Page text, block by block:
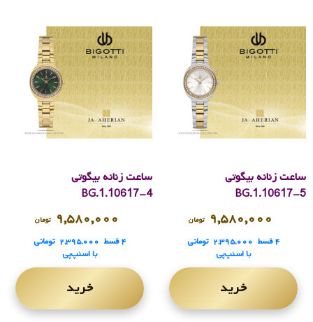
ساعت زنانه بیگوتی
BG.1.10617-5
۹,۵۸۰,۰۰۰ تومان
۴ قسط ۲,۳۹۵,۰۰۰ تومانی
با اسنپ‌پی
خرید
ساعت زنانه بیگوتی
BG.1.10617-4
۹,۵۸۰,۰۰۰ تومان
۴ قسط ۲,۳۹۵,۰۰۰ تومانی
با اسنپ‌پی
خرید